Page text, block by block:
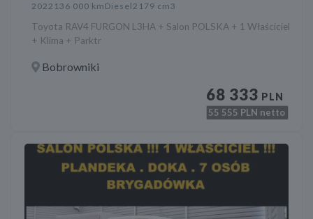
2022 136 000 km Diesel2179 cm3
Toyota RAV4 FURGON L3HA + Salon POLSKA + 1 Właściciel
+ Klima + Parktr
Bobrowniki
68 333 PLN
55 555 PLN netto